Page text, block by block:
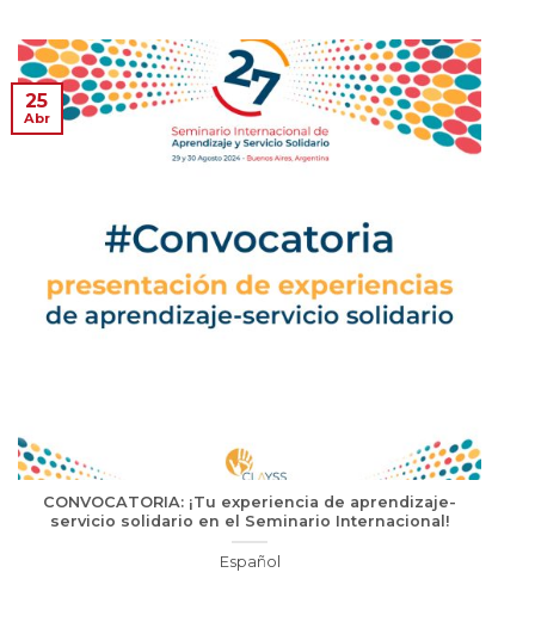
CONVOCATORIA: ¡Tu experiencia de aprendizaje-
servicio solidario en el Seminario Internacional!
Español
25
Abr